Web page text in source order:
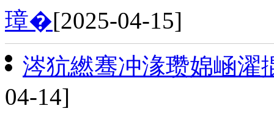
璋�[2025-04-15]
涔犺繎骞冲湪瓒婂崡濯
04-14]